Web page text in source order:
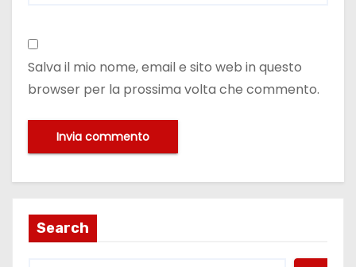
Salva il mio nome, email e sito web in questo
browser per la prossima volta che commento.
Search